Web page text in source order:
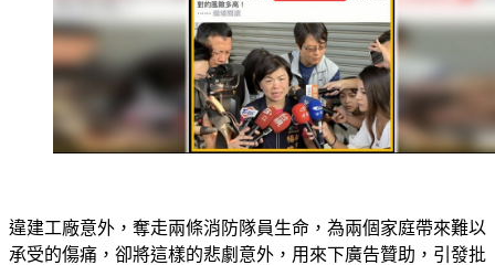
承受的傷痛，卻將這樣的悲劇意外，用來下廣告贊助，引發批
評。